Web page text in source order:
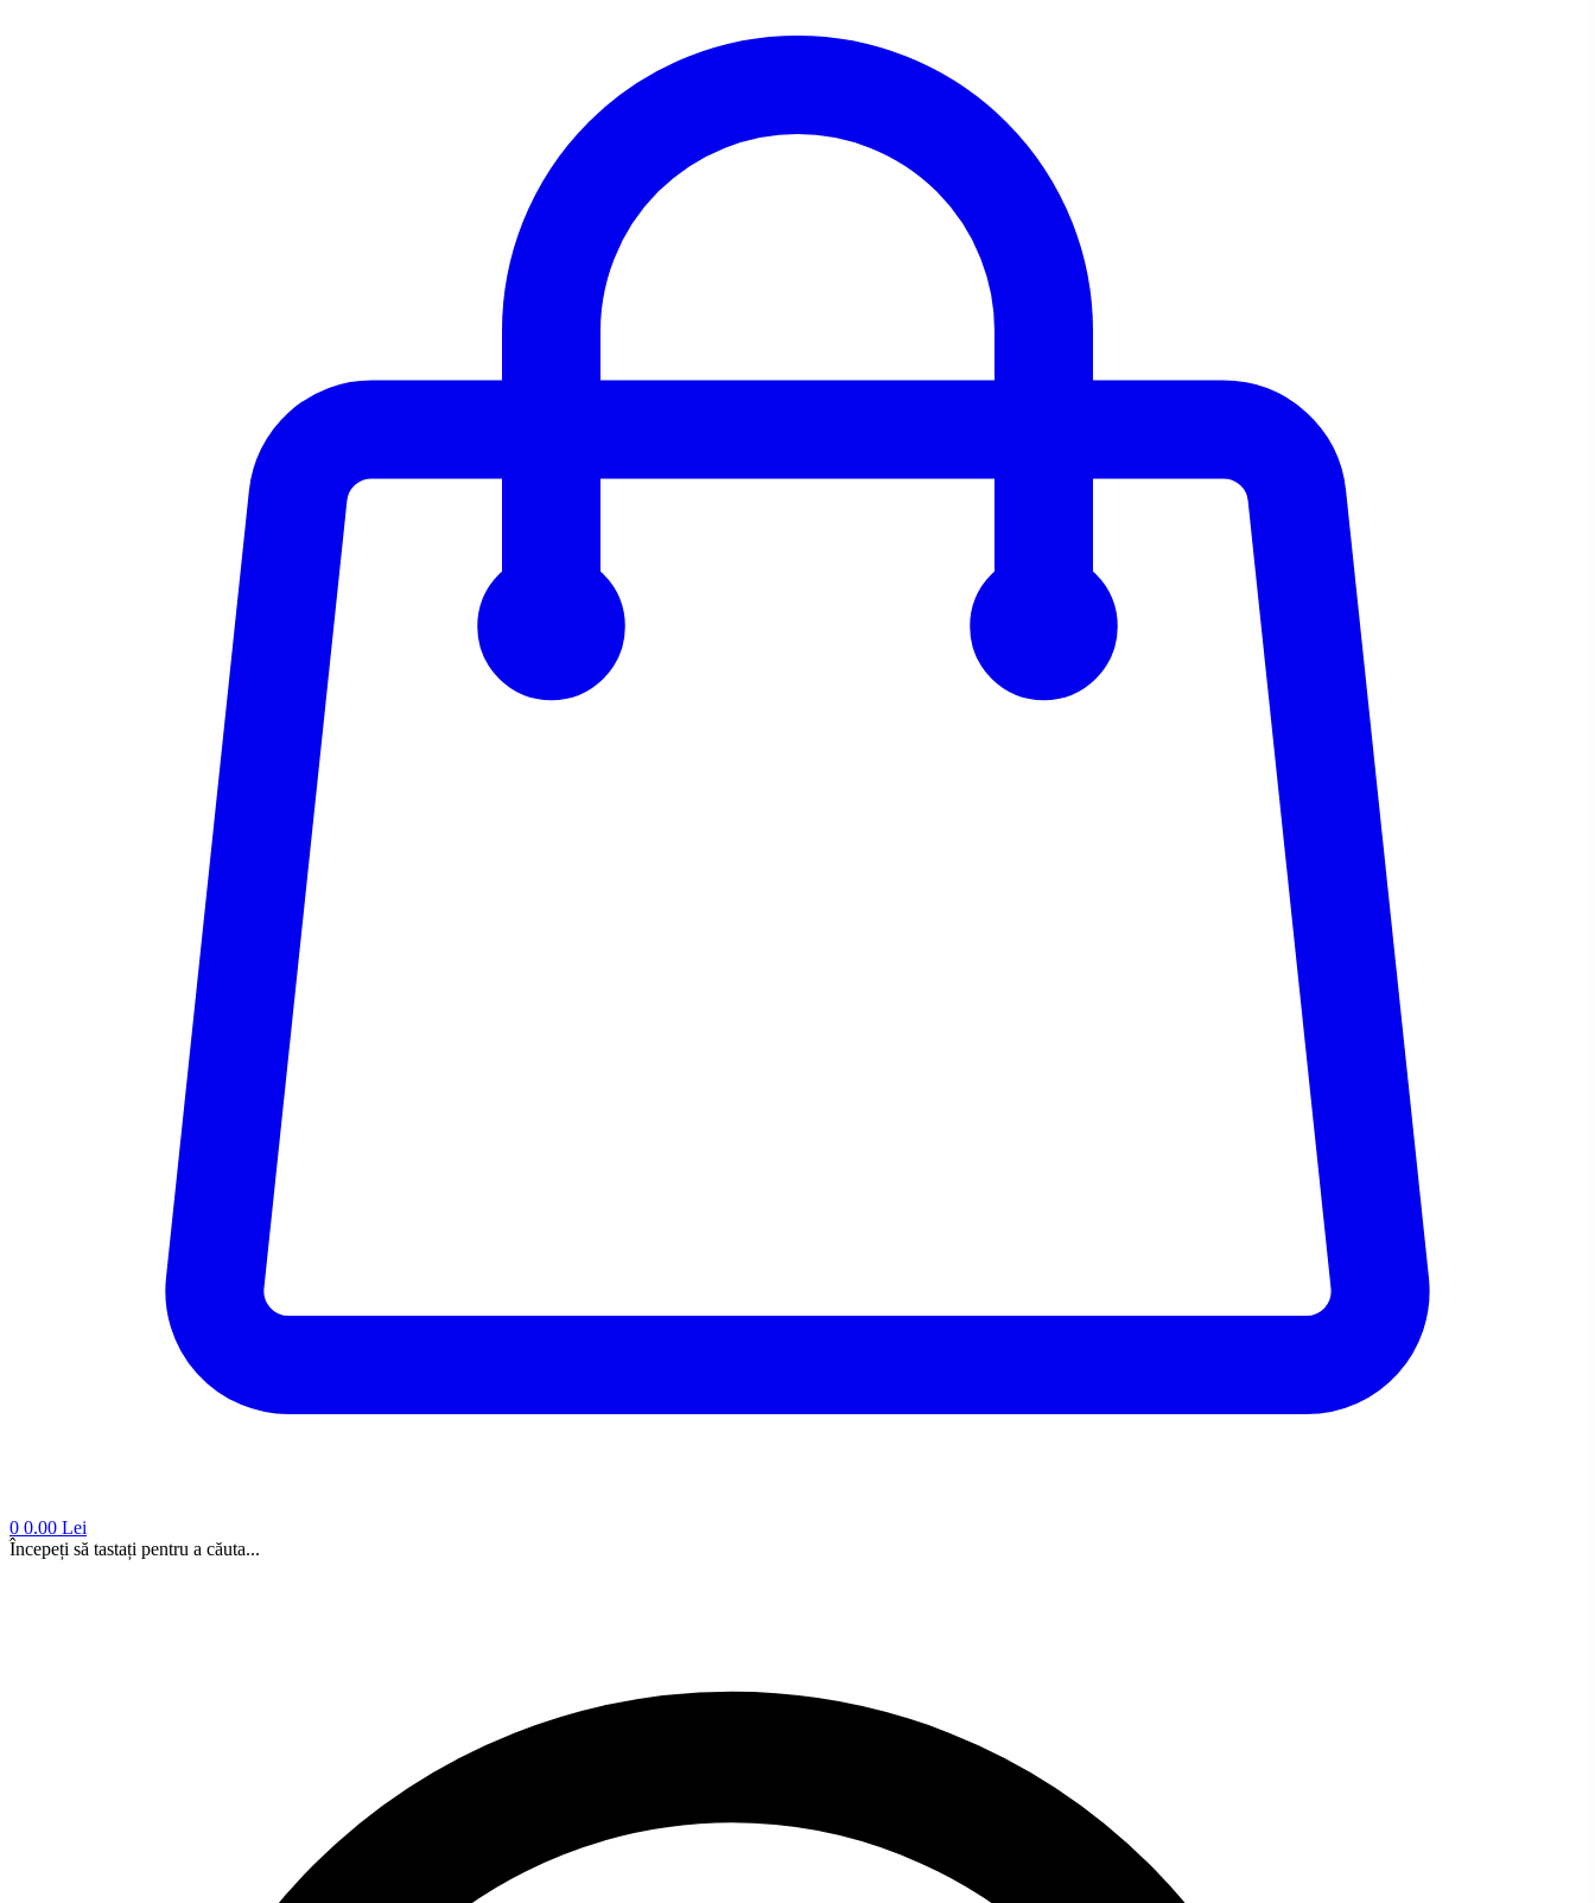
0 0.00 Lei
Începeți să tastați pentru a căuta...